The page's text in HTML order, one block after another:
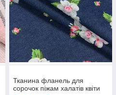
Тканина фланель для
сорочок піжам халатів квіти